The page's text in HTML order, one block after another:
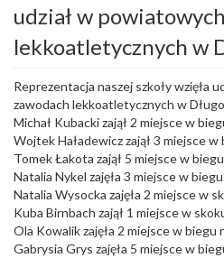
udział w
lekkoatletycznych w
Reprezentacja naszej szkoły wzięła
zawodach lekkoatletycznych w
Michał Kubacki zajął 2 miejsce w
Wojtek Haładewicz zajął 3 miejsce w
Tomek Łakota zajął 5 miejsce w
Natalia Nykel zajęła 3 miejsce w
Natalia Wysocka zajęła 2 miejsce w
Kuba Birnbach zajął 1 miejsce w
Ola Kowalik zajęła 2 miejsce w biegu
Gabrysia Grys zajęła 5 miejsce w